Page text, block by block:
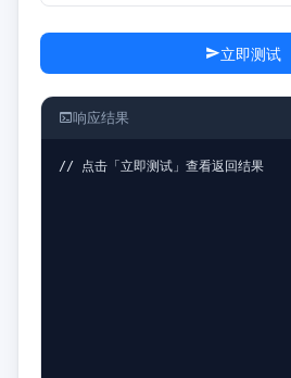
立即测试
响应结果
// 点击「立即测试」查看返回结果